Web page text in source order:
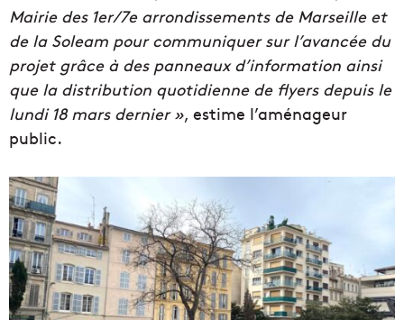
Mairie des 1er/7e arrondissements de Marseille et
de la Soleam pour communiquer sur l’avancée du
projet grâce à des panneaux d’information ainsi
que la distribution quotidienne de flyers depuis le
lundi 18 mars dernier », estime l’aménageur
public.